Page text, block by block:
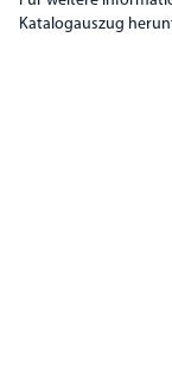
Katalogauszug